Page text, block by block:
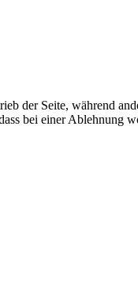
der Seite, während
bei einer